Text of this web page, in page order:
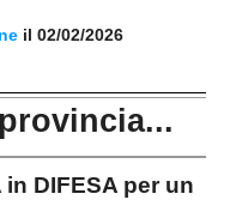
il 02/02/2026
DIFESA per un